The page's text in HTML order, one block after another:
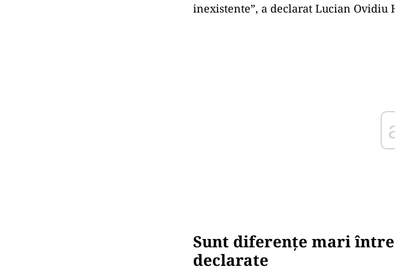
inexistente”, a declarat Lucian Ovidiu
Sunt diferențe mari
declarate